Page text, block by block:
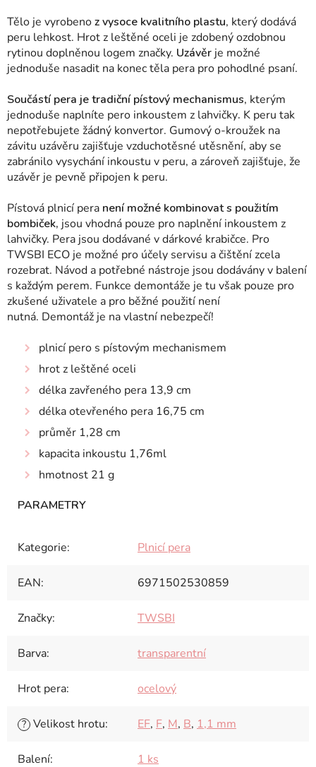
Tělo je vyrobenoz vysoce kvalitního plastu, který dodává
peru lehkost. Hrot z leštěné oceli je zdobený ozdobnou
rytinou doplněnou logem značky. Uzávěr je možné
jednoduše nasadit na konec těla pera pro pohodlné psaní.
Součástí pera je tradiční pístový mechanismus, kterým
jednoduše naplníte pero inkoustem z lahvičky. K peru tak
nepotřebujete žádný konvertor. Gumový o-kroužek na
závitu uzávěru zajišťuje vzduchotěsné utěsnění, aby se
zabránilo vysychání inkoustu v peru, a zároveň zajišťuje, že
uzávěr je pevně připojen k peru.
Pístová plnicí pera není možné kombinovat s použitím
bombiček, jsou vhodná pouze pro naplnění inkoustem z
lahvičky. Pera jsou dodávané v dárkové krabičce. Pro
TWSBI ECO je možné pro účely servisu a čištění zcela
rozebrat. Návod a potřebné nástroje jsou dodávány v balení
s každým perem. Funkce demontáže je tu však pouze pro
zkušené uživatele a pro běžné použití není
nutná. Demontáž je na vlastní nebezpečí!
plnicí pero s pístovým mechanismem
hrot z leštěné oceli
délka zavřeného pera 13,9 cm
délka otevřeného pera 16,75 cm
průměr 1,28 cm
kapacita inkoustu 1,76ml
hmotnost 21 g
Kategorie: Plnicí pera
EAN: 6971502530859
Značky: TWSBI
Barva: transparentní
Hrot pera: ocelový
? Velikost hrotu: EF, F, M, B, 1,1 mm
Balení: 1 ks